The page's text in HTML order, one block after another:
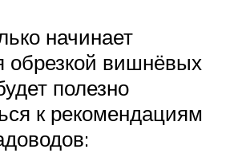
начинает
обрезкой вишнёвых
полезно
к рекомендациям